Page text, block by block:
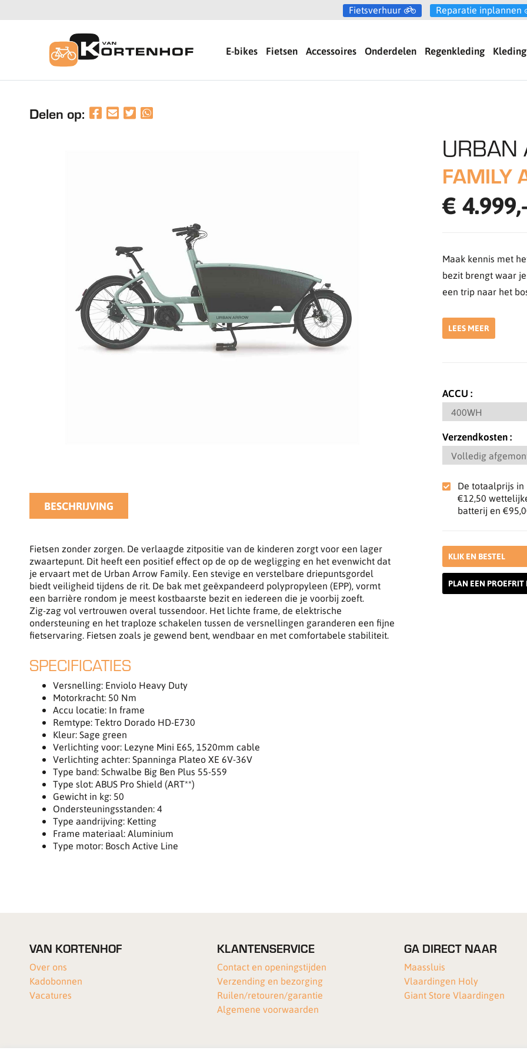
Fietsverhuur Reparatie inplannen
E-bikes Fietsen Accessoires Onderdelen Regenkleding Kleding
Delen op:
BESCHRIJVING
Fietsen zonder zorgen. De verlaagde zitpositie van de kinderen zorgt voor een lager
zwaartepunt. Dit heeft een positief effect op de op de wegligging en het evenwicht dat
je ervaart met de Urban Arrow Family. Een stevige en verstelbare driepuntsgordel
biedt veiligheid tijdens de rit. De bak met geëxpandeerd polypropyleen (EPP), vormt
een barrière rondom je meest kostbaarste bezit en iedereen die je voorbij zoeft.
Zig-zag vol vertrouwen overal tussendoor. Het lichte frame, de elektrische
ondersteuning en het traploze schakelen tussen de versnellingen garanderen een fijne
fietservaring. Fietsen zoals je gewend bent, wendbaar en met comfortabele stabiliteit.
SPECIFICATIES
Versnelling: Enviolo Heavy Duty
Motorkracht: 50 Nm
Accu locatie: In frame
Remtype: Tektro Dorado HD-E730
Kleur: Sage green
Verlichting voor: Lezyne Mini E65, 1520mm cable
Verlichting achter: Spanninga Plateo XE 6V-36V
Type band: Schwalbe Big Ben Plus 55-559
Type slot: ABUS Pro Shield (ART**)
Gewicht in kg: 50
Ondersteuningsstanden: 4
Type aandrijving: Ketting
Frame materiaal: Aluminium
Type motor: Bosch Active Line
URBAN
FAMILY
€
Maak kennis met
bezit brengt waar
een trip naar het
LEES MEER
ACCU
Verzendkosten
De totaalprijs
€12,50
batterij en
KLIK EN BESTEL
PLAN EEN PROEFRIT
VAN KORTENHOF
Over ons
Kadobonnen
Vacatures
KLANTENSERVICE
Contact en openingstijden
Verzending en bezorging
Ruilen/retouren/garantie
Algemene voorwaarden
GA DIRECT NAAR
Maassluis
Vlaardingen Holy
Giant Store Vlaardingen